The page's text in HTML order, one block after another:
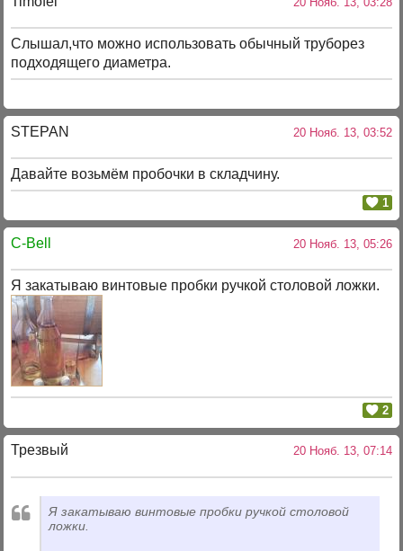
Слышал,что можно использовать обычный труборез
подходящего диаметра.
STEPAN 20 Нояб. 13, 03:52
Давайте возьмём пробочки в складчину.
1
C-Bell 20 Нояб. 13, 05:26
Я закатываю винтовые пробки ручкой столовой ложки.
2
Трезвый 20 Нояб. 13, 07:14
Я закатываю винтовые пробки ручкой столовой
ложки.